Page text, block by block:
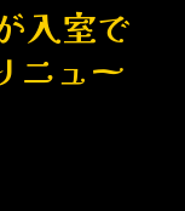
入室で
ニュー